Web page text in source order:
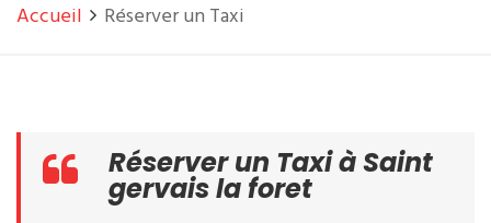
Accueil Réserver un Taxi
Réserver un Taxi à Saint
gervais la foret